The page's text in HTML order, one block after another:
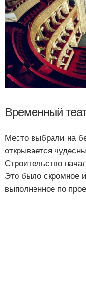
Временный
Место выбрали на
открывается
Строительство
Это было скромное
выполненное по